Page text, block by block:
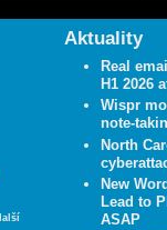
Aktuality
Real
H1 2026
Wispr
note-
North
New
Lead to
ASAP